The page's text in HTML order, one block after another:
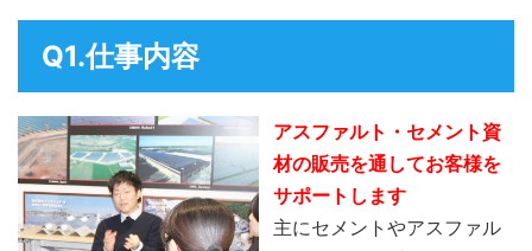
Q1.仕事内容
アスファルト・セメント資
材の販売を通してお客様を
サポートします
主にセメントやアスファル